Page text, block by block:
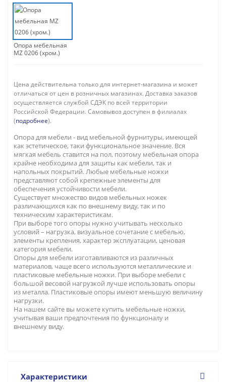
Опора мебельная
MZ 0206 (хром.)
Цена действительна только для интернет-магазина и может
отличаться от цен в розничных магазинах. Доставка заказов
осуществляется службой СДЭК по всей территории
Российской Федерации. Самовывоз доступен в филиалах
(подробнее).
Опора для мебели - вид мебельной фурнитуры, имеющей
как эстетическое, таки функциональное значение. Вся
мягкая мебель ставится на пол, поэтому мебельная опора
крайне необходима для защиты как мебели, так и
напольных покрытий. Любые мебельные ножки
представляют собой крепежные элементы для
обеспечения устойчивости мебели.
Существует множество видов мебельных ножек
различающихся как по внешнему виду, так и по
техническим характеристикам.
При выборе того опоры нужно учитывать несколько
условий – нагрузка, визуальное сочетание с мебелью,
элементы крепления, характер эксплуатации, ценовая
категория мебели.
Опоры для мебели изготавливаются из различных
материалов, чаще всего используются металлические и
пластиковые мебельные ножки. При выборе мебели с
большой весовой нагрузкой лучше использовать опоры
из металла. Пластиковые опоры имеют меньшую величину
нагрузки.
На нашем сайте вы можете купить мебельные ножки,
учитывая ваши предпочтения по функционалу и
внешнему виду.
Характеристики